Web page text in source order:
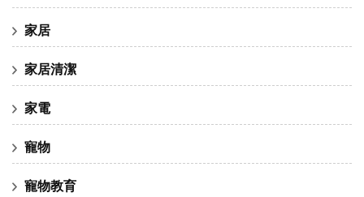
家居
家居清潔
家電
寵物
寵物教育